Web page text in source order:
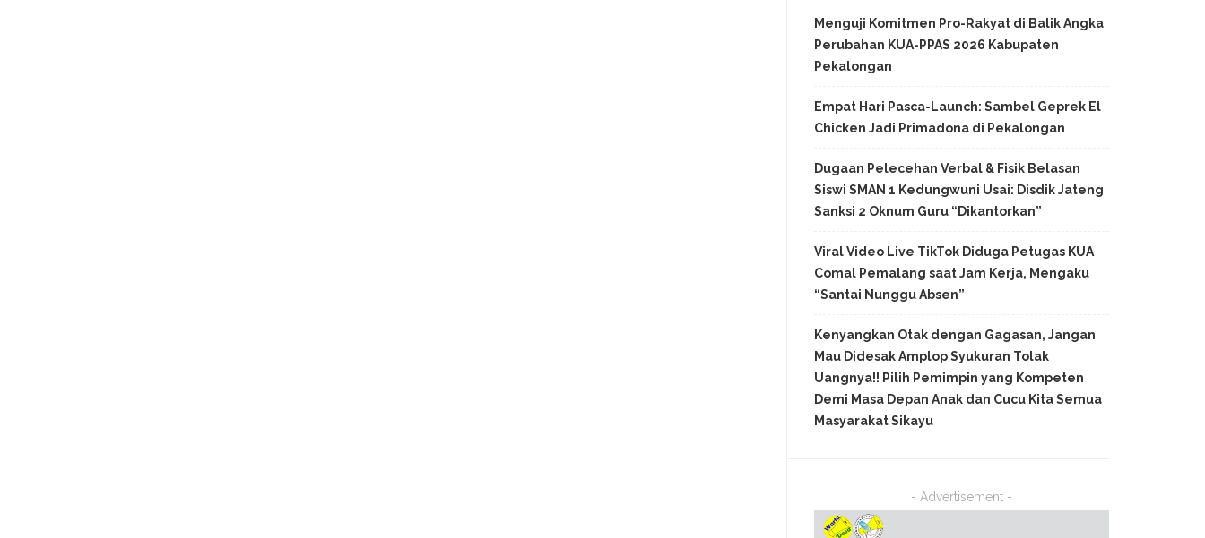
Menguji Komitmen Pro-Rakyat di Balik Angka
Perubahan KUA-PPAS 2026 Kabupaten
Pekalongan
Empat Hari Pasca-Launch: Sambel Geprek El
Chicken Jadi Primadona di Pekalongan
Dugaan Pelecehan Verbal & Fisik Belasan
Siswi SMAN 1 Kedungwuni Usai: Disdik Jateng
Sanksi 2 Oknum Guru “Dikantorkan”
Viral Video Live TikTok Diduga Petugas KUA
Comal Pemalang saat Jam Kerja, Mengaku
“Santai Nunggu Absen”
Kenyangkan Otak dengan Gagasan, Jangan
Mau Didesak Amplop Syukuran Tolak
Uangnya!! Pilih Pemimpin yang Kompeten
Demi Masa Depan Anak dan Cucu Kita Semua
Masyarakat Sikayu
- Advertisement -